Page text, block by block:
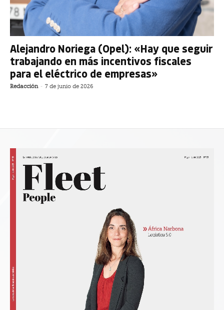
Alejandro Noriega (Opel): «Hay que seguir
trabajando en más incentivos fiscales
para el eléctrico de empresas»
Redacción - 7 de junio de 2026